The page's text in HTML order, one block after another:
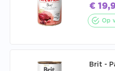
€
Op
Brit -